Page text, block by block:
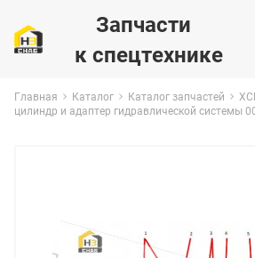
Запчасти
к спецтехнике
Главная Каталог Каталог запчастей
цилиндр и адаптер гидравлической системы